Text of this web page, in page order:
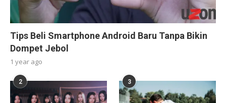
Tips Beli Smartphone Android Baru Tanpa Bikin
Dompet Jebol
1 year ago
2 3